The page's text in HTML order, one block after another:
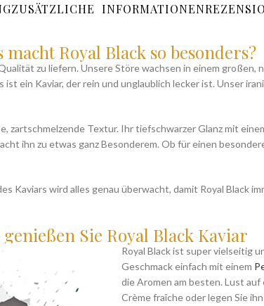
ZUSÄTZLICHE INFORMATIONEN
macht Royal Black so besonders?
zu liefern. Unsere Störe wachsen in einem
ist ein Kaviar, der rein und unglaublich lecker ist. Unser
zartschmelzende Textur. Ihr tiefschwarzer Glanz mit
ihn zu etwas ganz Besonderem. Ob für einen
Kaviars wird alles genau überwacht, damit Royal Black
genießen Sie Royal Black Kaviar
Royal Black ist super vielseitig
Geschmack einfach mit einem
die Aromen am besten. Lust
Crème fraîche oder legen Sie